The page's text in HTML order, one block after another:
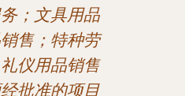
；文具用品
售；特种劳
仪用品销售
批准的项目